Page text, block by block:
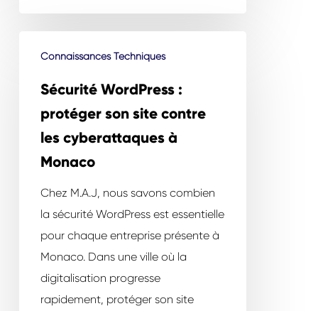
WordPress
contre
cyberattaques
Monaco
Connaissances Techniques
Sécurité WordPress :
protéger son site contre
les cyberattaques à
Monaco
Chez M.A.J, nous savons combien
la sécurité WordPress est essentielle
pour chaque entreprise présente à
Monaco. Dans une ville où la
digitalisation progresse
rapidement, protéger son site